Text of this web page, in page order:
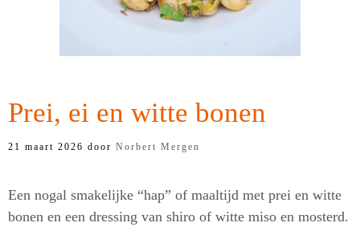
Prei, ei en witte bonen
21 maart 2026 door Norbert Mergen
Een nogal smakelijke “hap” of maaltijd met prei en witte
bonen en een dressing van shiro of witte miso en mosterd.